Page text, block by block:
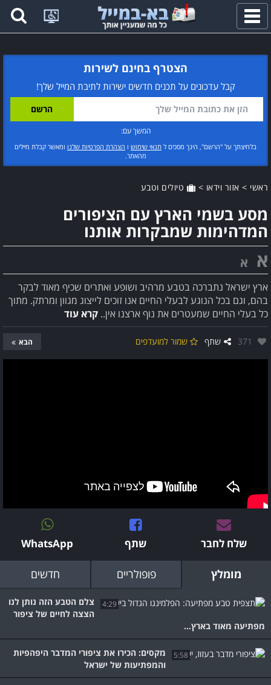
פתח
תפריט
הצטרף בחינם לשירות
קבל עדכונים על תכנים חדשים ישירות לתיבת המייל שלך!
המשך עם:
בלחיצתך על "הרשם", הינך מסכים ל תנאי שימוש ו הצהרת הפרטיות שלנו ומאשר קבלת מיילים
מהאתר.
ראשי > אזור וידאו > טיולים וטבע
מסע בשמי הארץ עם הציפורים
המדהימות שמבקרות אותנו
א א
ארץ ישראל נתברכה בטבע מרהיב ושופע ואתרים שכיף מאוד לבקר
בהם, וגם בכל הנוגע לבעלי החיים אנו זוכים לייצוג מגוון ומרתק. מתוך
כל בעלי החיים שמעטרים את נוף ארצנו אין.. קרא עוד
אהבו:
371 שתף שמור למועדפים הבא
שלח לחבר שתף WhatsApp
מומלץ פופולריים חדשים
4:29
צלם הטבע הזה נותן לנו
הצצה לחיים של ציפור
מפתיעה מאוד בארץ...
5:58
מקסים: הכירו את ציפורי המדבר היפהפיות
והמפתיעות של ישראל